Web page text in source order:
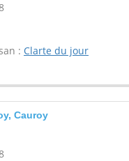
: Clarte du jour
Cauroy